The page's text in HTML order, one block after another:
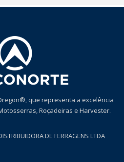
que representa a excelência
Roçadeiras e Harvester.
DE FERRAGENS LTDA